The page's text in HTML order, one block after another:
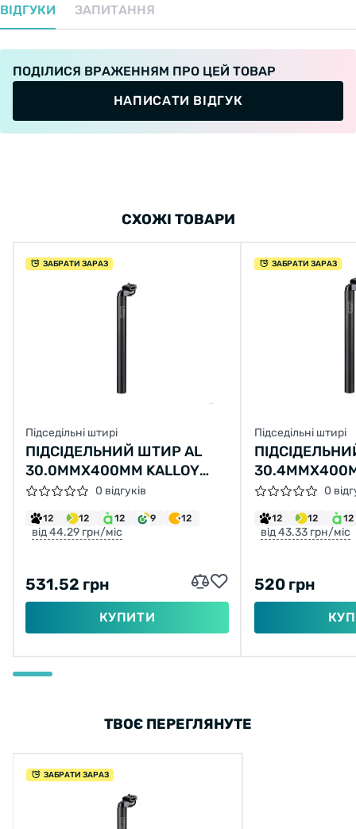
ВІДГУКИ ЗАПИТАННЯ
ПОДІЛИСЯ ВРАЖЕННЯМ ПРО ЦЕЙ ТОВАР
НАПИСАТИ ВІДГУК
СХОЖІ ТОВАРИ
ЗАБРАТИ ЗАРАЗ
Підседільні штирі
ПІДСІДЕЛЬНИЙ ШТИР AL
30.0ММX400ММ KALLOY
"UNO" SP-602 (ЧОРНИЙ)
0 відгуків
12 12 12 9 12
від 44.29 грн/міс
531.52 грн
КУПИТИ
ЗАБРАТИ ЗАРАЗ
Підседільні штирі
"UNO" SP-
0
12 12 12
від 43.33 грн/міс
520 грн
ТВОЄ ПЕРЕГЛЯНУТЕ
ЗАБРАТИ ЗАРАЗ